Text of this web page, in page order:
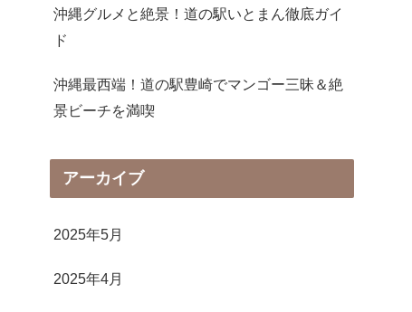
沖縄グルメと絶景！道の駅いとまん徹底ガイ
ド
沖縄最西端！道の駅豊崎でマンゴー三昧＆絶
景ビーチを満喫
アーカイブ
2025年5月
2025年4月